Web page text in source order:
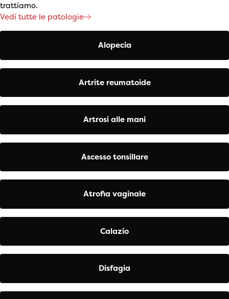
trattiamo.
Vedi tutte le patologie
Alopecia
Artrite reumatoide
Artrosi alle mani
Ascesso tonsillare
Atrofia vaginale
Calazio
Disfagia